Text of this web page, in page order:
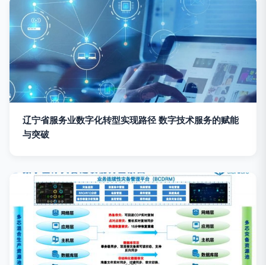
辽宁省服务业数字化转型实现路径 数字技术服务的赋能
与突破